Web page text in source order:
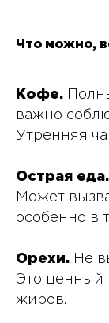
Что можно,
Кофе.
важно
Утренняя
Острая еда.
Может
особенно в
Орехи. Не
Это ценный
жиров.